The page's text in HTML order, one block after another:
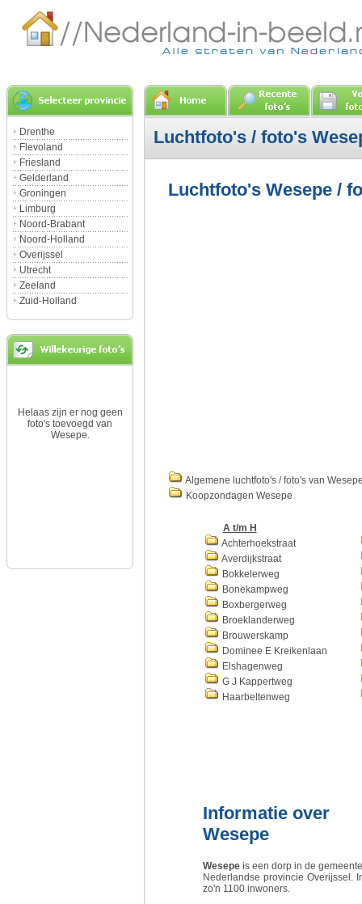
Drenthe
Flevoland
Friesland
Gelderland
Groningen
Limburg
Noord-Brabant
Noord-Holland
Overijssel
Utrecht
Zeeland
Zuid-Holland
Helaas zijn er nog geen
foto's toevoegd van
Wesepe.
Luchtfoto's / foto's
Luchtfoto's Wesepe /
Algemene luchtfoto's / foto's van
Koopzondagen Wesepe
A t/m H
Achterhoekstraat
Averdijkstraat
Bokkelerweg
Bonekampweg
Boxbergerweg
Broeklanderweg
Brouwerskamp
Dominee E Kreikenlaan
Elshagenweg
G J Kappertweg
Haarbeltenweg
Informatie over
Wesepe
Wesepeis een dorp in de
Nederlandse provincie Overijssel.
zo'n 1100 inwoners.